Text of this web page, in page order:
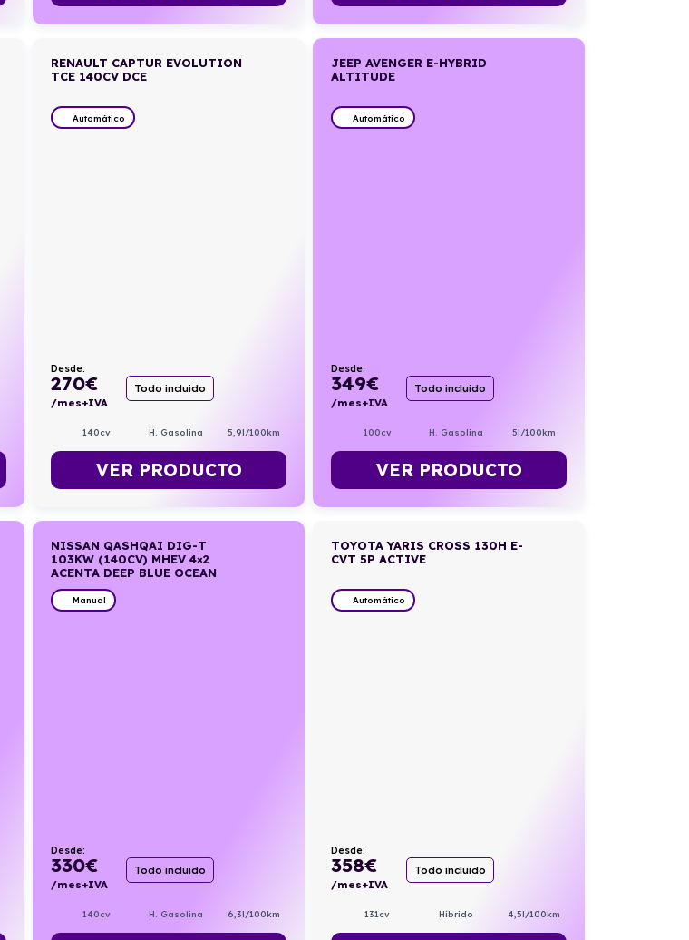
RENAULT CAPTUR EVOLUTION
TCE 140CV DCE
Automático
Desde:
270€
/mes+IVA
Todo incluido
140cv H. Gasolina 5,9l/100km
VER PRODUCTO
JEEP AVENGER E-HYBRID
ALTITUDE
Automático
Desde:
349€
/mes+IVA
Todo incluido
100cv H. Gasolina 5l/100km
VER PRODUCTO
NISSAN QASHQAI DIG-T
103KW (140CV) MHEV 4×2
ACENTA DEEP BLUE OCEAN
Manual
Desde:
330€
/mes+IVA
Todo incluido
140cv H. Gasolina 6,3l/100km
TOYOTA YARIS CROSS 130H E-
CVT 5P ACTIVE
Automático
Desde:
358€
/mes+IVA
Todo incluido
131cv Híbrido 4,5l/100km